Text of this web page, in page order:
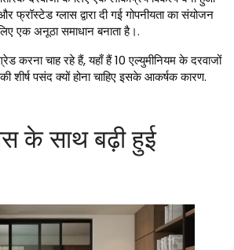
फ्रॉस्टेड ग्लास द्वारा दी गई गोपनीयता का संयोजन
एक अनूठा समाधान बनाता है।.
करना चाह रहे हैं, यहाँ हैं 10 एल्युमीनियम के दरवाजों
शीर्ष पसंद क्यों होना चाहिए इसके आकर्षक कारण.
के साथ बढ़ी हुई